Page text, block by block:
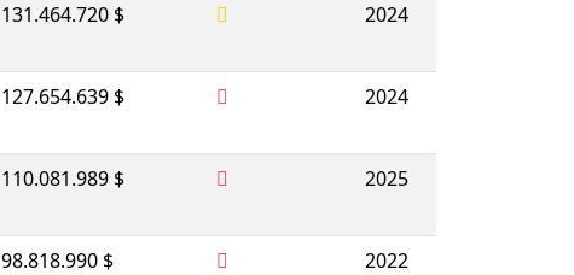
131.464.720 $ 2024
127.654.639 $ 2024
110.081.989 $ 2025
98.818.990 $ 2022